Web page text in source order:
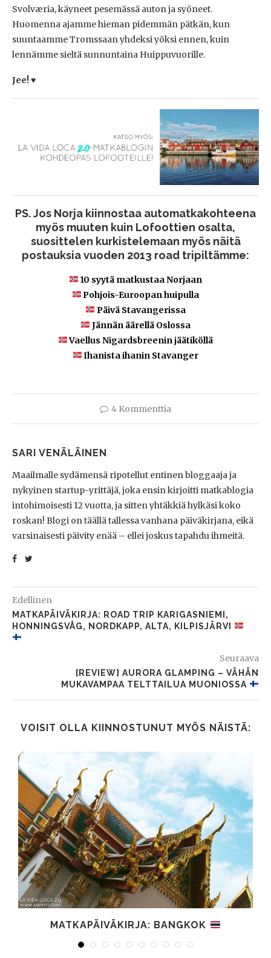
Svolværia, käyneet pesemässä auton ja syöneet.
Huomenna ajamme hieman pidemmän pätkän, kun
suuntaamme Tromssaan yhdeksi yöksi ennen, kuin
lennämme sieltä sunnuntaina Huippuvuorille.
Jee! ♥
PS. Jos Norja kiinnostaa automatkakohteena
myös muuten kuin Lofoottien osalta,
suosittelen kurkistelemaan myös näitä
postauksia vuoden 2013 road tripiltämme:
10 syytä matkustaa Norjaan
Pohjois-Euroopan huipulla
Päivä Stavangerissa
Jännän äärellä Oslossa
Vaellus Nigardsbreenin jäätiköllä
Ihanista ihanin Stavanger
4 Kommenttia
SARI VENÄLÄINEN
Maailmalle sydämensä ripotellut entinen bloggaaja ja
nykyinen startup-yrittäjä, joka ensin kirjoitti matkablogia
intohimoisesti 12 vuotta, ja sitten yhtäkkiä hylkäsi koko
roskan! Blogi on täällä tallessa vanhana päiväkirjana, eikä
varsinaisesti päivity enää – ellei joskus tapahdu ihmeitä.
Edellinen
MATKAPÄIVÄKIRJA: ROAD TRIP KARIGASNIEMI,
HONNINGSVÅG, NORDKAPP, ALTA, KILPISJÄRVI
Seuraava
[REVIEW] AURORA GLAMPING – VÄHÄN
MUKAVAMPAA TELTTAILUA MUONIOSSA
VOISIT OLLA KIINNOSTUNUT MYÖS NÄISTÄ:
MATKAPÄIVÄKIRJA: BANGKOK